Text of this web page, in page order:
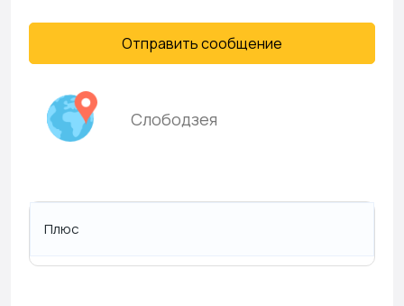
Отправить сообщение
Слободзея
Плюс